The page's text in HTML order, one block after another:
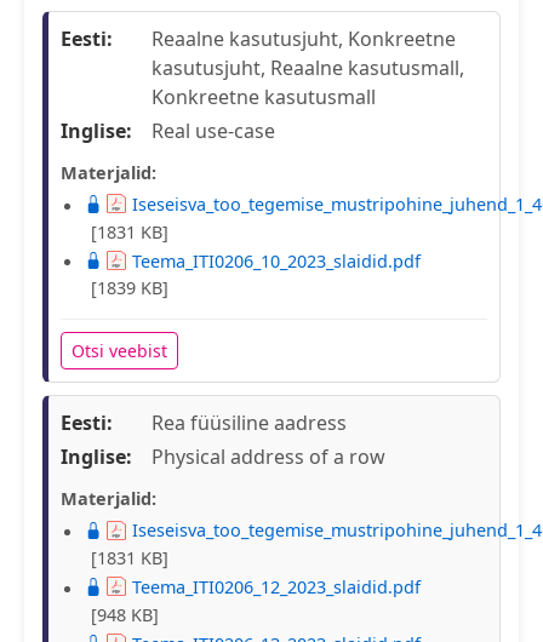
Eesti:
Reaalne kasutusjuht, Konkreetne
kasutusjuht, Reaalne kasutusmall,
Konkreetne kasutusmall
Inglise:
Real use-case
Materjalid:
[1831 KB]
Teema_ITI0206_10_2023_slaidid.pdf
[1839 KB]
Otsi veebist
Eesti:
Rea füüsiline aadress
Inglise:
Physical address of a row
Materjalid:
[1831 KB]
Teema_ITI0206_12_2023_slaidid.pdf
[948 KB]